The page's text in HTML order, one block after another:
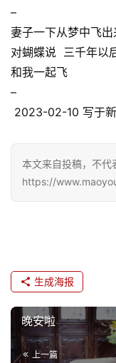
–
妻子一下从梦中飞出
对蝴蝶说 三千年以
和我一起飞
–
2023-02-10 写于
本文来自投稿，不代
https://
生成海报
晚安啦
上一篇